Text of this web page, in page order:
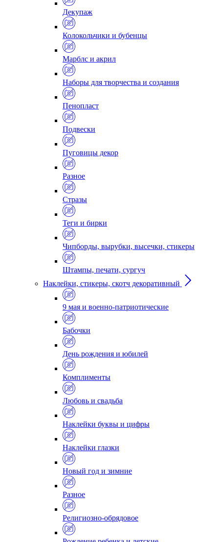
Декупаж
Колокольчики и бубенцы
Марблс и акрил
Наборы для творчества и создания
Пенопласт
Подвески
Пуговицы декор
Разное
Стразы
Теги и бирки
Чипборды, вырубки, высечки, стикеры
Штампы, печати, сургуч
Наклейки, стикеры, скотч декоративный
9 мая и военно-патриотические
Бабочки
День рождения и юбилей
Комплименты
Любовь и свадьба
Наклейки буквы и цифры
Наклейки глазки
Новый год и зимние
Разное
Религиозно-обрядовое